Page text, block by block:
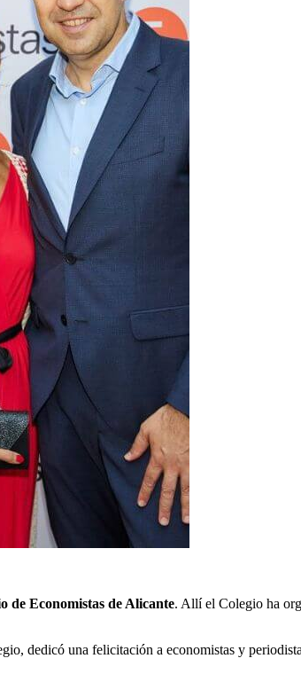
de Economistas de Alicante. Allí el Colegio ha
dedicó una felicitación a economistas y